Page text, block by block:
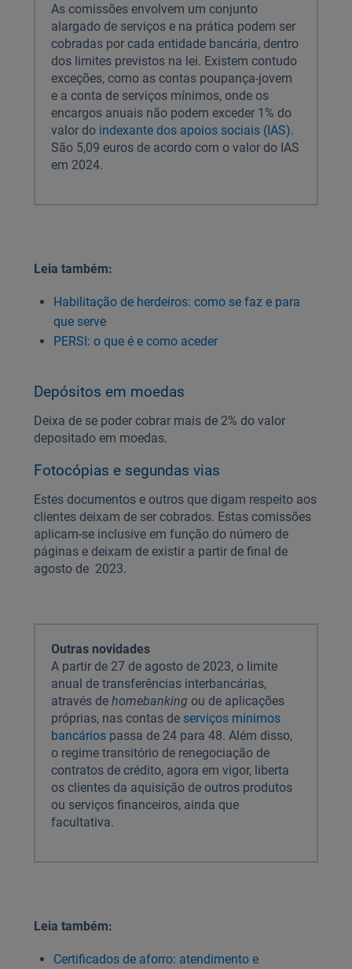
As comissões envolvem um conjunto
alargado de serviços e na prática podem ser
cobradas por cada entidade bancária, dentro
dos limites previstos na lei. Existem contudo
exceções, como as contas poupança-jovem
e a conta de serviços mínimos, onde os
encargos anuais não podem exceder 1% do
valor do indexante dos apoios sociais (IAS).
São 5,09 euros de acordo com o valor do IAS
em 2024.
Leia também:
Habilitação de herdeiros: como se faz e para
que serve
PERSI: o que é e como aceder
Depósitos em moedas
Deixa de se poder cobrar mais de 2% do valor
depositado em moedas.
Fotocópias e segundas vias
Estes documentos e outros que digam respeito aos
clientes deixam de ser cobrados. Estas comissões
aplicam-se inclusive em função do número de
páginas e deixam de existir a partir de final de
agosto de 2023.
Outras novidades
A partir de 27 de agosto de 2023, o limite
anual de transferências interbancárias,
através de homebanking ou de aplicações
próprias, nas contas de serviços mínimos
bancáriospassa de 24 para 48. Além disso,
o regime transitório de renegociação de
contratos de crédito, agora em vigor, liberta
os clientes da aquisição de outros produtos
ou serviços financeiros, ainda que
facultativa.
Leia também:
Certificados de aforro: atendimento e